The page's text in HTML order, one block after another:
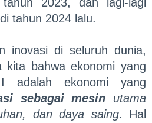
tahun 2024 lalu.
inovasi di seluruh dunia,
kita bahwa ekonomi yang
ekonomi yang
sebagai mesin utama
dan daya saing. Hal